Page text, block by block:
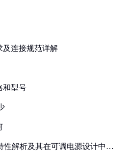
及连接规范详解
和型号
性解析及其在可调电源设计中的